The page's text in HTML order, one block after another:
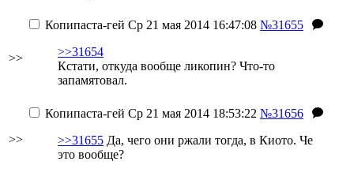
>>
Копипаста-гей Ср 21 мая 2014 16:47:08 №31655
>>31654
Кстати, откуда вообще ликопин? Что-то
запамятовал.
>>
Копипаста-гей Ср 21 мая 2014 18:53:22 №31656
>>31655 Да, чего они ржали тогда, в Киото. Че
это вообще?